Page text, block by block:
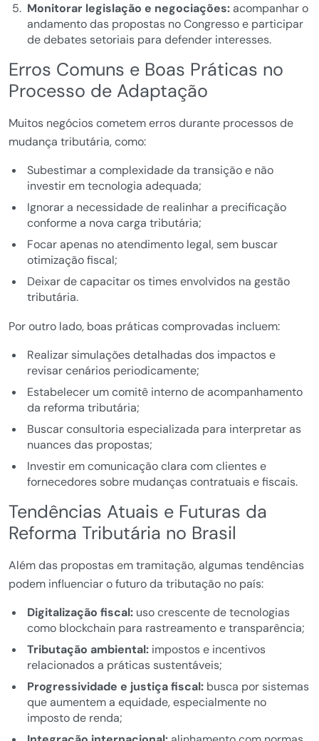
Monitorar legislação e negociações:acompanhar o
andamento das propostas no Congresso e participar
de debates setoriais para defender interesses.
Erros Comuns e Boas Práticas no
Processo de Adaptação
Muitos negócios cometem erros durante processos de
mudança tributária, como:
Subestimar a complexidade da transição e não
investir em tecnologia adequada;
Ignorar a necessidade de realinhar a precificação
conforme a nova carga tributária;
Focar apenas no atendimento legal, sem buscar
otimização fiscal;
Deixar de capacitar os times envolvidos na gestão
tributária.
Por outro lado, boas práticas comprovadas incluem:
Realizar simulações detalhadas dos impactos e
revisar cenários periodicamente;
Estabelecer um comitê interno de acompanhamento
da reforma tributária;
Buscar consultoria especializada para interpretar as
nuances das propostas;
Investir em comunicação clara com clientes e
fornecedores sobre mudanças contratuais e fiscais.
Tendências Atuais e Futuras da
Reforma Tributária no Brasil
Além das propostas em tramitação, algumas tendências
podem influenciar o futuro da tributação no país:
Digitalização fiscal:uso crescente de tecnologias
como blockchain para rastreamento e transparência;
Tributação ambiental:impostos e incentivos
relacionados a práticas sustentáveis;
Progressividade e justiça fiscal:busca por sistemas
que aumentem a equidade, especialmente no
imposto de renda;